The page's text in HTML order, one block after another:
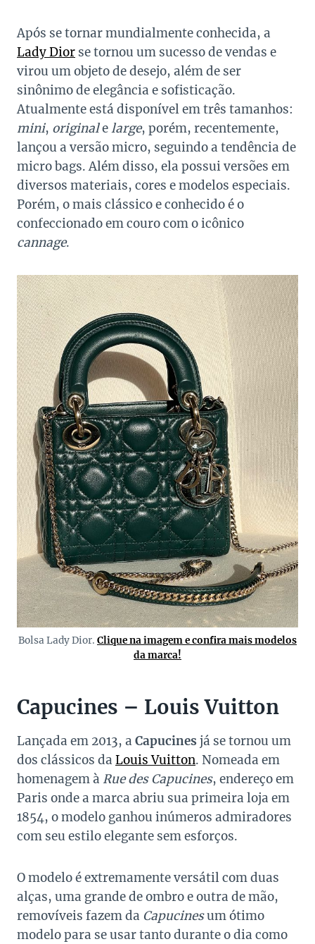
Após se tornar mundialmente conhecida, a
Lady Dior se tornou um sucesso de vendas e
virou um objeto de desejo, além de ser
sinônimo de elegância e sofisticação.
Atualmente está disponível em três tamanhos:
mini, originalelarge, porém, recentemente,
lançou a versão micro, seguindo a tendência de
micro bags. Além disso, ela possui versões em
diversos materiais, cores e modelos especiais.
Porém, o mais clássico e conhecido é o
confeccionado em couro com o icônico
cannage.
Bolsa Lady Dior. Clique na imagem e confira mais modelos
da marca!
Capucines – Louis Vuitton
Lançada em 2013, a Capucines já se tornou um
dos clássicos da Louis Vuitton. Nomeada em
homenagem à Rue des Capucines, endereço em
Paris onde a marca abriu sua primeira loja em
1854, o modelo ganhou inúmeros admiradores
com seu estilo elegante sem esforços.
O modelo é extremamente versátil com duas
alças, uma grande de ombro e outra de mão,
removíveis fazem da Capucinesum ótimo
modelo para se usar tanto durante o dia como